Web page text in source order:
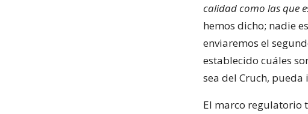
calidad como las que
hemos dicho; nadie
enviaremos el
establecido cuáles
sea del Cruch,
El marco regulatorio